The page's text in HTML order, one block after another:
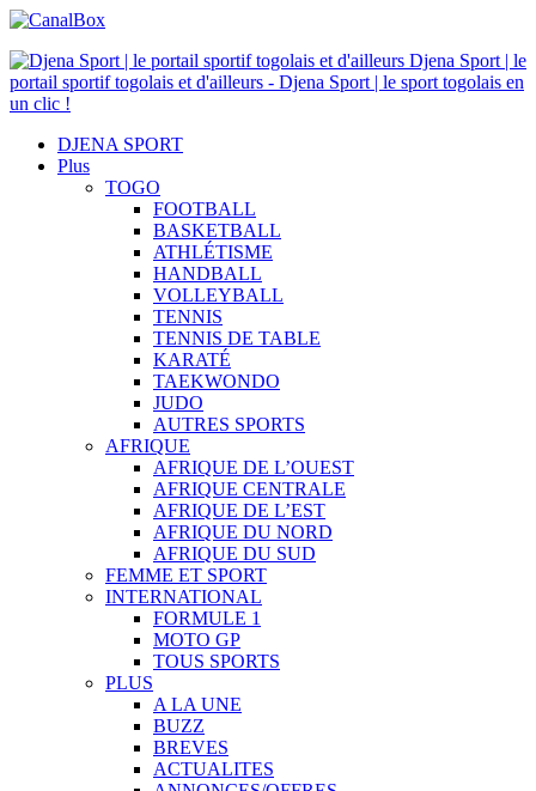
Djena Sport | le
portail sportif togolais et d'ailleurs - Djena Sport | le sport togolais en
un clic !
DJENA SPORT
Plus
TOGO
FOOTBALL
BASKETBALL
ATHLÉTISME
HANDBALL
VOLLEYBALL
TENNIS
TENNIS DE TABLE
KARATÉ
TAEKWONDO
JUDO
AUTRES SPORTS
AFRIQUE
AFRIQUE DE L’OUEST
AFRIQUE CENTRALE
AFRIQUE DE L’EST
AFRIQUE DU NORD
AFRIQUE DU SUD
FEMME ET SPORT
INTERNATIONAL
FORMULE 1
MOTO GP
TOUS SPORTS
PLUS
A LA UNE
BUZZ
BREVES
ACTUALITES